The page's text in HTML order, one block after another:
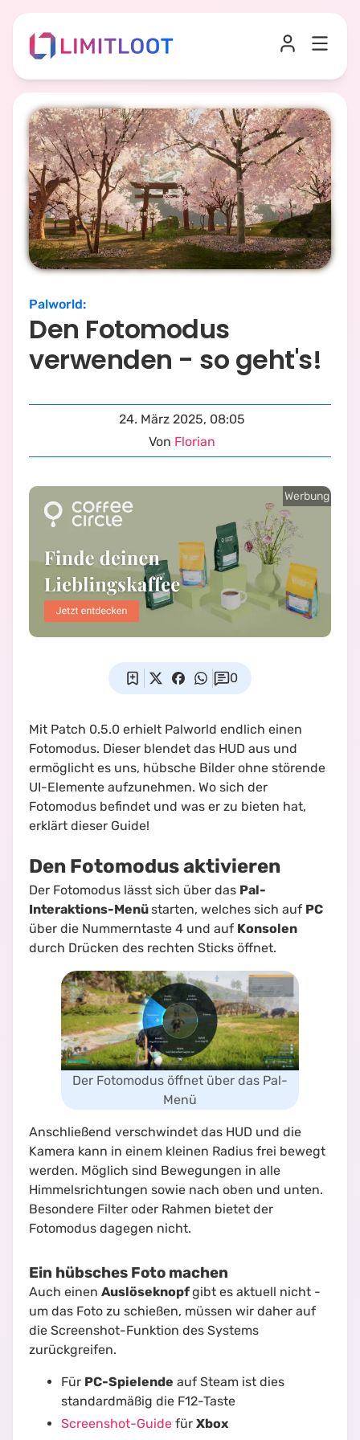
Palworld:
Den Fotomodus
verwenden - so geht's!
24. März 2025, 08:05
Von Florian
Werbung
0
Mit Patch 0.5.0 erhielt Palworld endlich einen
Fotomodus. Dieser blendet das HUD aus und
ermöglicht es uns, hübsche Bilder ohne störende
UI-Elemente aufzunehmen. Wo sich der
Fotomodus befindet und was er zu bieten hat,
erklärt dieser Guide!
Den Fotomodus aktivieren
Der Fotomodus lässt sich über das Pal-
Interaktions-Menüstarten, welches sich auf PC
über die Nummerntaste 4 und auf Konsolen
durch Drücken des rechten Sticks öffnet.
Der Fotomodus öffnet über das Pal-
Menü
Anschließend verschwindet das HUD und die
Kamera kann in einem kleinen Radius frei bewegt
werden. Möglich sind Bewegungen in alle
Himmelsrichtungen sowie nach oben und unten.
Besondere Filter oder Rahmen bietet der
Fotomodus dagegen nicht.
Ein hübsches Foto machen
Auch einen Auslöseknopfgibt es aktuell nicht -
um das Foto zu schießen, müssen wir daher auf
die Screenshot-Funktion des Systems
zurückgreifen.
Für PC-Spielende auf Steam ist dies
standardmäßig die F12-Taste
Screenshot-Guide für Xbox